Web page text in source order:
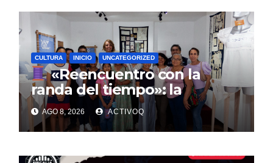
CULTURA INICIO UNCATEGORIZED
«Reencuentro con la
randa del tiempo»: la
tradición textil que entrelaza
la historia de la Sierra Gorda
AGO 8, 2026 ACTIVOQ